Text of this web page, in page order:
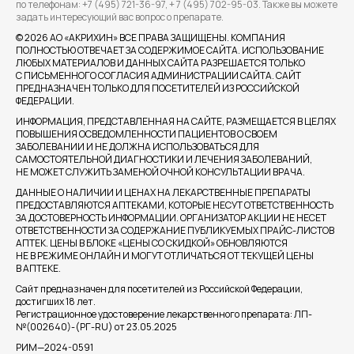
по телефонам: +7 (495) 721-36-97,+ 7 (495) 702-95-03. Также вы можете
задать интересующий вас вопрос о препарате.
©2026АО «АКРИХИН» ВСЕ ПРАВА ЗАЩИЩЕНЫ. КОМПАНИЯ
ПОЛНОСТЬЮ ОТВЕЧАЕТ ЗА СОДЕРЖИМОЕ САЙТА. ИСПОЛЬЗОВАНИЕ
ЛЮБЫХ МАТЕРИАЛОВ И ДАННЫХ САЙТА РАЗРЕШАЕТСЯ ТОЛЬКО
С ПИСЬМЕННОГО СОГЛАСИЯ АДМИНИСТРАЦИИ САЙТА. САЙТ
ПРЕДНАЗНАЧЕН ТОЛЬКО ДЛЯ ПОСЕТИТЕЛЕЙ ИЗ РОССИЙСКОЙ
ФЕДЕРАЦИИ.
ИНФОРМАЦИЯ, ПРЕДСТАВЛЕННАЯ НА САЙТЕ, РАЗМЕЩАЕТСЯ В ЦЕЛЯХ
ПОВЫШЕНИЯ ОСВЕДОМЛЕННОСТИ ПАЦИЕНТОВ О СВОЕМ
ЗАБОЛЕВАНИИ И НЕ ДОЛЖНА ИСПОЛЬЗОВАТЬСЯ ДЛЯ
САМОСТОЯТЕЛЬНОЙ ДИАГНОСТИКИ И ЛЕЧЕНИЯ ЗАБОЛЕВАНИЙ,
НЕ МОЖЕТ СЛУЖИТЬ ЗАМЕНОЙ ОЧНОЙ КОНСУЛЬТАЦИИ ВРАЧА.
ДАННЫЕ О НАЛИЧИИ И ЦЕНАХ НА ЛЕКАРСТВЕННЫЕ ПРЕПАРАТЫ
ПРЕДОСТАВЛЯЮТСЯ АПТЕКАМИ, КОТОРЫЕ НЕСУТ ОТВЕТСТВЕННОСТЬ
ЗА ДОСТОВЕРНОСТЬ ИНФОРМАЦИИ. ОРГАНИЗАТОР АКЦИИ НЕ НЕСЕТ
ОТВЕТСТВЕННОСТИ ЗА СОДЕРЖАНИЕ ПУБЛИКУЕМЫХ ПРАЙС-ЛИСТОВ
АПТЕК. ЦЕНЫ В БЛОКЕ «ЦЕНЫ СО СКИДКОЙ» ОБНОВЛЯЮТСЯ
НЕ В РЕЖИМЕ ОНЛАЙН И МОГУТ ОТЛИЧАТЬСЯ ОТ ТЕКУЩЕЙ ЦЕНЫ
В АПТЕКЕ.
Сайт предназначен для посетителей из Российской Федерации,
достигших 18 лет.
Регистрационное удостоверение лекарственного препарата: ЛП-
№(002640)-(РГ-RU) от 23.05.2025
РИМ—2024-0591